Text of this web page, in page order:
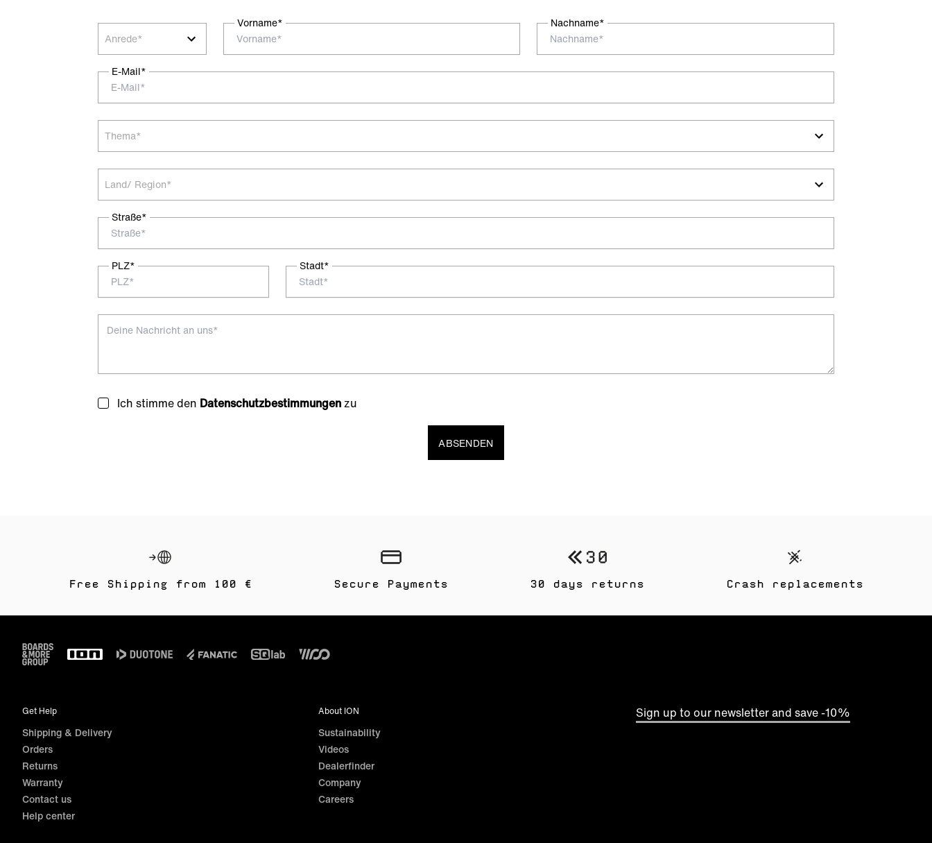
Anrede*
Vorname* Nachname*
E-Mail*
Thema*
Land/ Region*
Straße*
PLZ* Stadt*
Ich stimme den Datenschutzbestimmungenzu
ABSENDEN
Free Shipping from 100 € Secure Payments 30 days returns Crash replacements
Footer
Get Help
Shipping & Delivery
Orders
Returns
Warranty
Contact us
Help center
About ION
Sustainability
Videos
Dealerfinder
Company
Careers
Sign up to our newsletter and save -10%